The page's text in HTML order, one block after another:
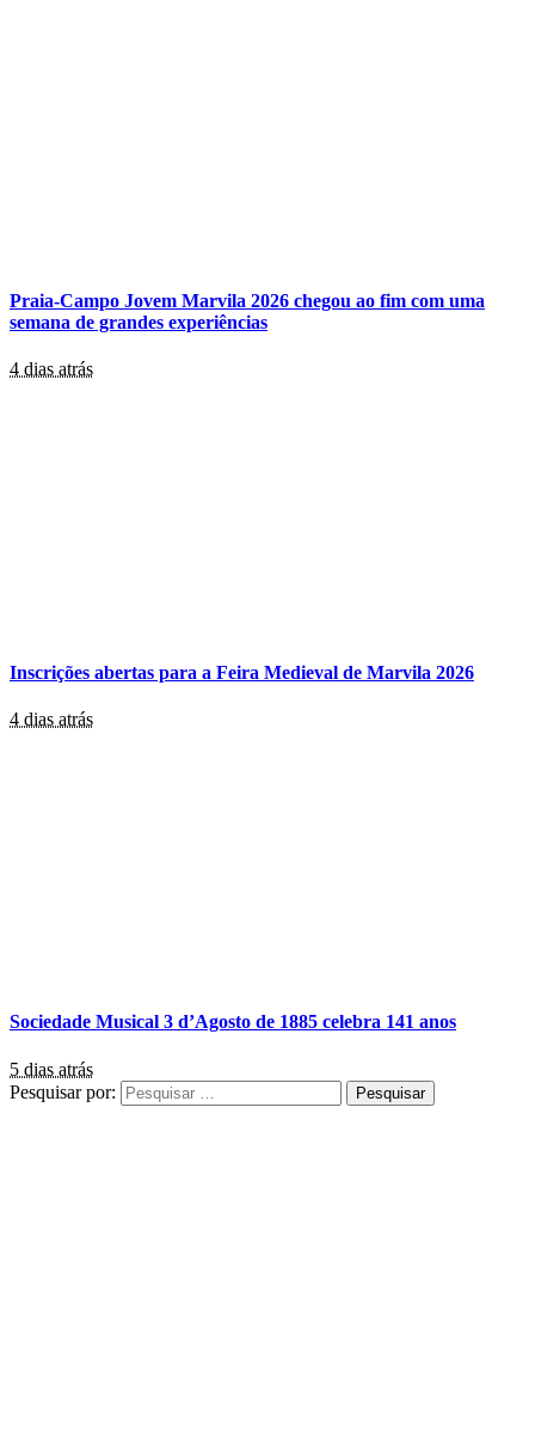
Praia-Campo Jovem Marvila 2026 chegou ao fim com uma
semana de grandes experiências
4 dias atrás
Inscrições abertas para a Feira Medieval de Marvila 2026
4 dias atrás
Sociedade Musical 3 d’Agosto de 1885 celebra 141 anos
5 dias atrás
Pesquisar por: